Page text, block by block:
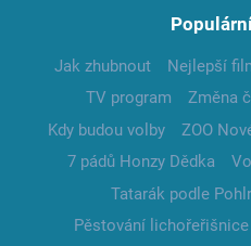
Jak zhubnout Nejlepší
TV program
Změna
Kdy budou volby
ZOO
7 pádů Honzy Dědka
Tatarák podle
Pěstování lichořeřišnice